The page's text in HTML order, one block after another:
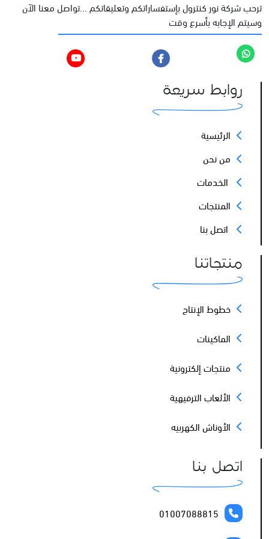
ترحب شركة نور كنترول بإستفساراتكم وتعليقاتكم ...تواصل معنا الآن
وسيتم الإجابه بأسرع وقت
روابط سريعة
الرئيسية
من نحن
الخدمات
المنتجات
اتصل بنا
منتجاتنا
خطوط الإنتاج
الماكينات
منتجات إلكترونية
الألعاب الترفيهية
الأوناش الكهربيه
اتصل بنا
01007088815